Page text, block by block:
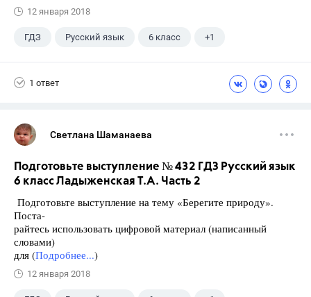
12 января 2018
ГДЗ Русский язык 6 класс +1
1 ответ
Светлана Шаманаева
Подготовьте выступление № 432 ГДЗ Русский язык
6 класс Ладыженская Т.А. Часть 2
Подготовьте выступление на тему «Берегите природу».
Поста-
райтесь использовать цифровой материал (написанный
словами)
для (Подробнее...)
12 января 2018